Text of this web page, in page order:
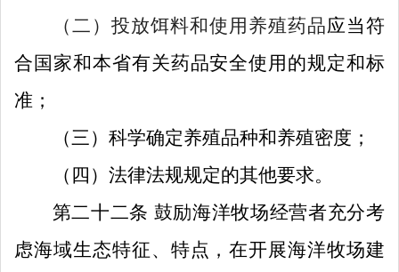
（二） 投放饵料和使用养殖药品应当符
合国家和本省有关药品安全使用的规定和标
准；
（三 ） 科学确定养殖品种和养殖密度 ；
（四）法律法规规定的其他要求。
第二十二条 鼓励海洋牧场经营者充分考
虑海域生态特征、特点，在开展海洋牧场建